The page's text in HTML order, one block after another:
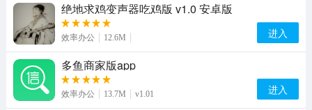
绝地求鸡变声器吃鸡版 v1.0 安卓版
效率办公 12.6M 进入
多鱼商家版app
效率办公 13.7M v1.01 进入